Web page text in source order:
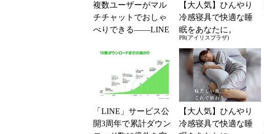
複数ユーザーがマル
チチャットでおしゃ
べりできる――LINE
機能が登場
【大人気】ひんやり
冷感寝具で快適な睡
眠をあなたに。
PR(アイリスプラザ)
「LINE」サービス公
開3周年で累計ダウン
【大人気】ひんやり
冷感寝具で快適な睡